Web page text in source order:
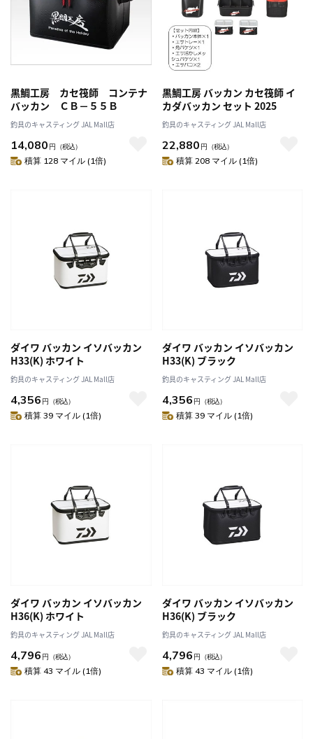
黒鯛工房 カセ筏師 コンテナ
バッカン ＣＢ－５５Ｂ
釣具のキャスティング JAL Mall店
14,080 円 （税込）
積算 128 マイル (1倍)
黒鯛工房 バッカン カセ筏師 イ
カダバッカン セット 2025
釣具のキャスティング JAL Mall店
22,880 円 （税込）
積算 208 マイル (1倍)
ダイワ バッカン イソバッカン
H33(K) ホワイト
釣具のキャスティング JAL Mall店
4,356 円 （税込）
積算 39 マイル (1倍)
ダイワ バッカン イソバッカン
H33(K) ブラック
釣具のキャスティング JAL Mall店
4,356 円 （税込）
積算 39 マイル (1倍)
ダイワ バッカン イソバッカン
H36(K) ホワイト
釣具のキャスティング JAL Mall店
4,796 円 （税込）
積算 43 マイル (1倍)
ダイワ バッカン イソバッカン
H36(K) ブラック
釣具のキャスティング JAL Mall店
4,796 円 （税込）
積算 43 マイル (1倍)